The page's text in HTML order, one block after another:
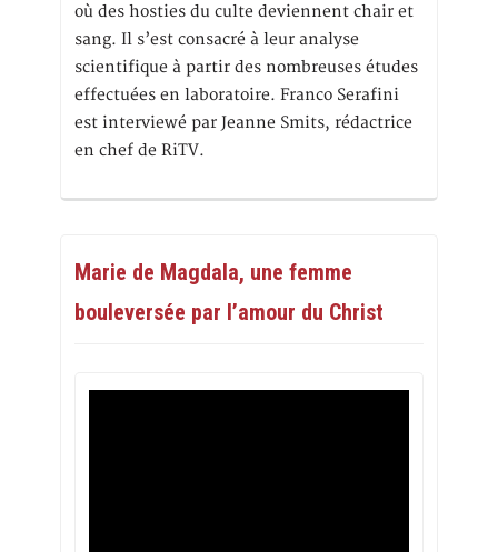
où des hosties du culte deviennent chair et
sang. Il s’est consacré à leur analyse
scientifique à partir des nombreuses études
effectuées en laboratoire. Franco Serafini
est interviewé par Jeanne Smits, rédactrice
en chef de RiTV.
Marie de Magdala, une femme
bouleversée par l’amour du Christ